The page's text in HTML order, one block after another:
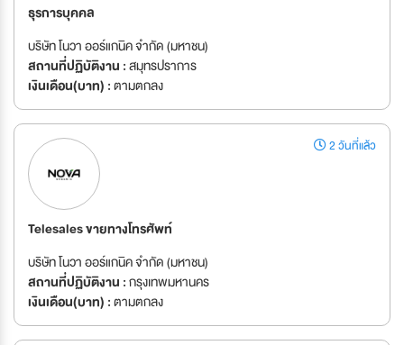
ธุรการบุคคล
บริษัท โนวา ออร์แกนิค จำกัด (มหาชน)
สถานที่ปฏิบัติงาน :สมุทรปราการ
เงินเดือน(บาท) :ตามตกลง
2 วันที่แล้ว
Telesales ขายทางโทรศัพท์
บริษัท โนวา ออร์แกนิค จำกัด (มหาชน)
สถานที่ปฏิบัติงาน :กรุงเทพมหานคร
เงินเดือน(บาท) :ตามตกลง